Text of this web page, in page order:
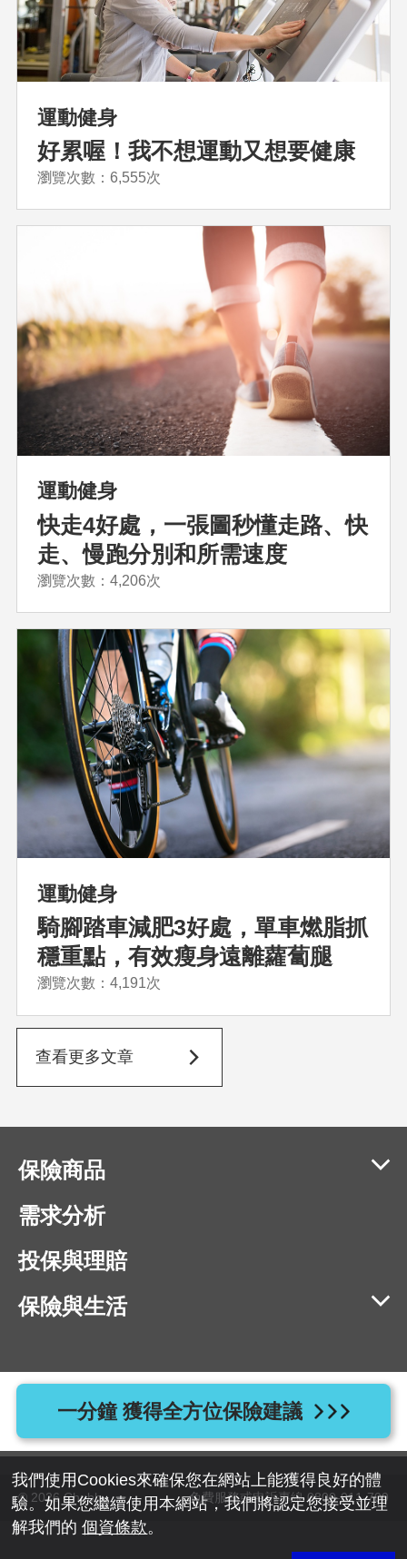
運動健身
好累喔！我不想運動又想要健康
瀏覽次數：6,555次
運動健身
快走4好處，一張圖秒懂走路、快
走、慢跑分別和所需速度
瀏覽次數：4,206次
運動健身
騎腳踏車減肥3好處，單車燃脂抓
穩重點，有效瘦身遠離蘿蔔腿
瀏覽次數：4,191次
查看更多文章
保險商品
需求分析
投保與理賠
保險與生活
Opera 20 以上版本
地址：110055 台北市信義區忠孝東路四段525號7樓
© 2026 Chubb 免費服務或申訴專線 0800-011-709
一分鐘 獲得全方位保險建議
我們使用Cookies來確保您在網站上能獲得良好的體
驗。如果您繼續使用本網站，我們將認定您接受並理
解我們的個資條款。